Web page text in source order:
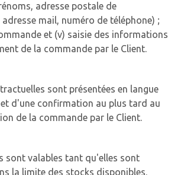
adresse postale de
mail, numéro de téléphone) ;
et (v) saisie des informations
de la commande par le Client.
sont présentées en langue
d'une confirmation au plus tard au
de la commande par le Client.
sont valables tant qu'elles sont
la limite des stocks disponibles.